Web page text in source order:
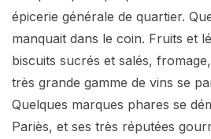
épicerie générale de quartier.
manquait dans le coin. Fruits et
biscuits sucrés et salés,
très grande gamme de vins se
Quelques marques phares se
Pariès, et ses très réputées